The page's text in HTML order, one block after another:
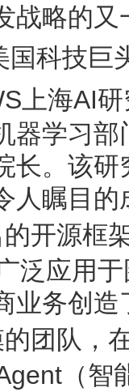
战略的
上海AI研
器学习
长。该
人瞩目的
开源框
泛应用
业务创
团队，
（智